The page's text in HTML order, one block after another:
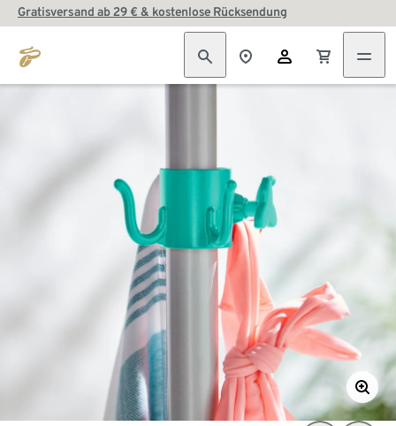
Gratisversand ab 29 € & kostenlose Rücksendung